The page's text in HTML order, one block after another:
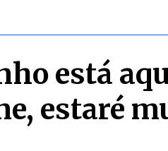
está
estaré